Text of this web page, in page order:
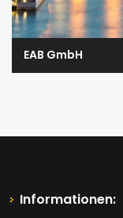
EAB GmbH
Informationen: